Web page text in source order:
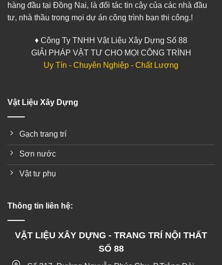
hàng đầu tại Đồng Nai, là đối tác tin cậy của các nhà đầu
tư, nhà thầu trong mọi dự án công trình bạn thi công.!
♦ Công Ty TNHH Vật Liệu Xây Dựng Số 88
GIẢI PHÁP VẬT TƯ CHO MỌI CÔNG TRÌNH
Uy Tín - Chuyên Nghiệp - Chất Lượng
Vật Liệu Xây Dựng
Gạch trang trí
Sơn nước
Vật tư phụ
Thông tin liên hệ:
VẬT LIỆU XÂY DỰNG - TRANG TRÍ NỘI THẤT
SỐ 88